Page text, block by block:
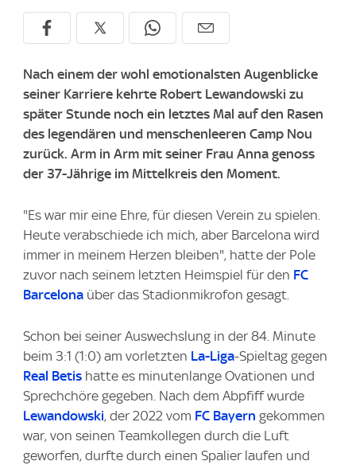
Nach einem der wohl emotionalsten Augenblicke
seiner Karriere kehrte Robert Lewandowski zu
später Stunde noch ein letztes Mal auf den Rasen
des legendären und menschenleeren Camp Nou
zurück. Arm in Arm mit seiner Frau Anna genoss
der 37-Jährige im Mittelkreis den Moment.
"Es war mir eine Ehre, für diesen Verein zu spielen.
Heute verabschiede ich mich, aber Barcelona wird
immer in meinem Herzen bleiben", hatte der Pole
zuvor nach seinem letzten Heimspiel für den FC
Barcelona über das Stadionmikrofon gesagt.
Schon bei seiner Auswechslung in der 84. Minute
beim 3:1 (1:0) am vorletzten La-Liga-Spieltag gegen
Real Betis hatte es minutenlange Ovationen und
Sprechchöre gegeben. Nach dem Abpfiff wurde
Lewandowski, der 2022 vom FC Bayern gekommen
war, von seinen Teamkollegen durch die Luft
geworfen, durfte durch einen Spalier laufen und